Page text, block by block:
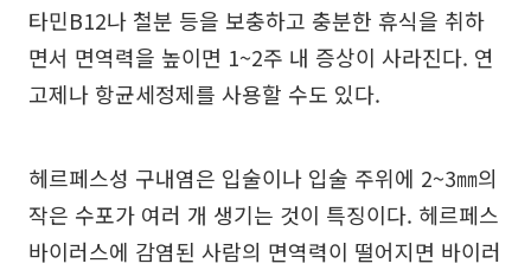
타민B12나 철분 등을 보충하고 충분한 휴식을 취하
면서 면역력을 높이면 1~2주 내 증상이 사라진다. 연
고제나 항균세정제를 사용할 수도 있다.
헤르페스성 구내염은 입술이나 입술 주위에 2~3㎜의
작은 수포가 여러 개 생기는 것이 특징이다. 헤르페스
바이러스에 감염된 사람의 면역력이 떨어지면 바이러